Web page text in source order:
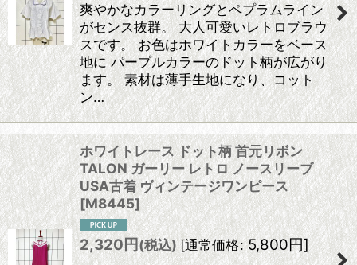
爽やかなカラーリングとペプラムライン
がセンス抜群。 大人可愛いレトロブラウ
スです。 お色はホワイトカラーをベース
地に パープルカラーのドット柄が広がり
ます。 素材は薄手生地になり、コット
ン…
ホワイトレース ドット柄 首元リボン
TALON ガーリー レトロ ノースリーブ
USA古着 ヴィンテージワンピース
[M8445]
2,320円(税込)[通常価格: 5,800円]